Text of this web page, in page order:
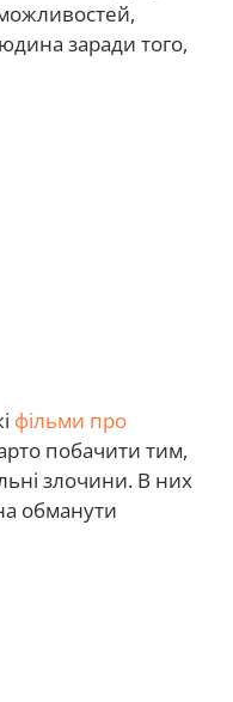
заради того,
фільми про
побачити тим,
злочини. В них
обманути